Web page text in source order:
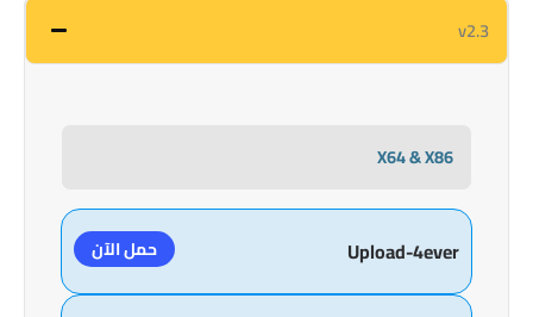
v2.3
X64 & X86
Upload-4ever حمل الآن